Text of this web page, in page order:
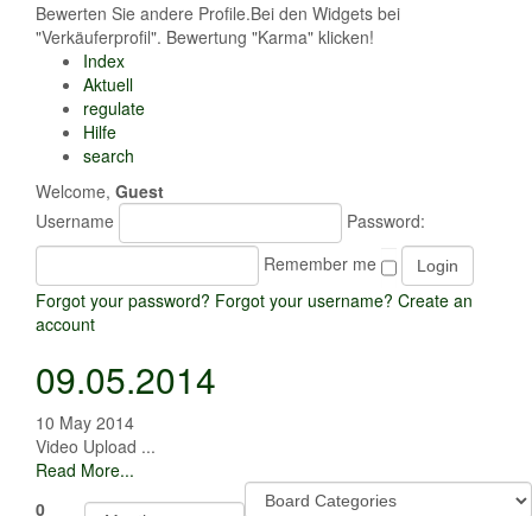
Bewerten Sie andere Profile.Bei den Widgets bei
"Verkäuferprofil". Bewertung "Karma" klicken!
Index
Aktuell
regulate
Hilfe
search
Welcome, Guest
Username
Password:
Remember me
Forgot your password? Forgot your username? Create an
account
09.05.2014
10 May 2014
Video Upload ...
Read More...
0